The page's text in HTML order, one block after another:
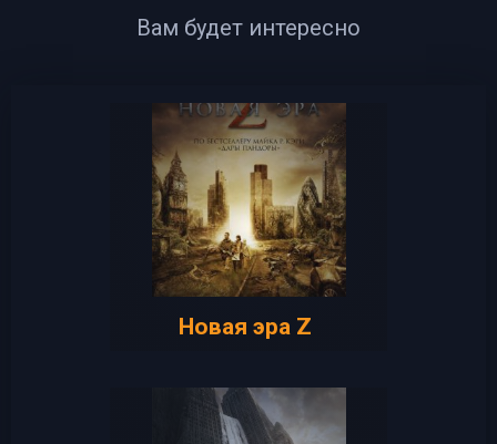
Вам будет интересно
Новая эра Z